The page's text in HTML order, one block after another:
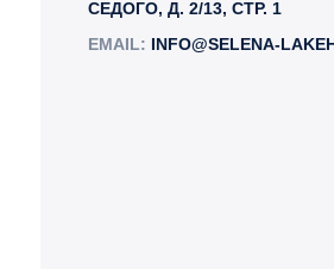
СЕДОГО, Д. 2/13, СТР. 1
EMAIL: INFO@SELENA-